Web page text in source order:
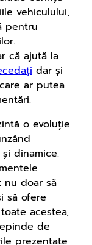
vehiculului,
pentru
că ajută la
dar și
ar putea
o evoluție
dinamice.
nu doar să
să ofere
acestea,
de
prezentate